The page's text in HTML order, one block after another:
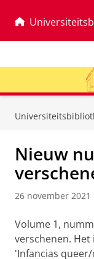
Nieuw
26 november 2021
Volume 1,
verschenen. Het
'Infancias